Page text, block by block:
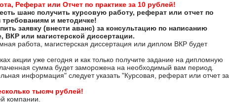
Реферат или Отчет по практике за 10 рублей!
шанс получить курсовую работу, реферат или отчет по
и методичке!
заявку (внести аванс) за консультацию по написанию
ВКР или магистерской диссертации.
работа, магистерская диссертация или диплом ВКР будет
акции уже сегодня и как только получите задание на дипломную
сумма будет заморожена на необходимый вам период.
информация" следует указать "Курсовая, реферат или отчет за
тысяч рублей!
компании.